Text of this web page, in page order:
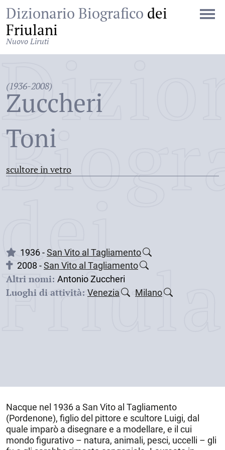
Dizionario Biografico dei
Friulani
Nuovo Liruti
(1936-2008)
Zuccheri
Toni
scultore in vetro
dei
1936 -San Vito al Tagliamento
2008 -San Vito al Tagliamento
Altri nomi: Antonio Zuccheri
Luoghi di attività: Venezia Milano
Nacque nel 1936 a San Vito al Tagliamento
(Pordenone), figlio del pittore e scultore Luigi, dal
quale imparò a disegnare e a modellare, e il cui
mondo figurativo – natura, animali, pesci, uccelli – gli